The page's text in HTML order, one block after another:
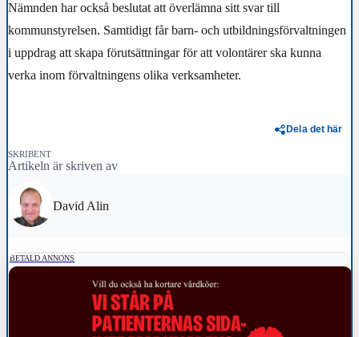
Nämnden har också beslutat att överlämna sitt svar till
kommunstyrelsen. Samtidigt får barn- och utbildningsförvaltningen
i uppdrag att skapa förutsättningar för att volontärer ska kunna
verka inom förvaltningens olika verksamheter.
Dela det här
SKRIBENT
Artikeln är skriven av
David Alin
BETALD ANNONS